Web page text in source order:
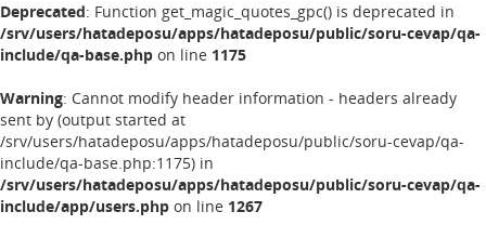
Deprecated: Function get_magic_quotes_gpc() is deprecated in
/srv/users/hatadeposu/apps/hatadeposu/public/soru-cevap/qa-
include/qa-base.php on line 1175
Warning: Cannot modify header information - headers already
sent by (output started at
/srv/users/hatadeposu/apps/hatadeposu/public/soru-cevap/qa-
include/qa-base.php:1175) in
/srv/users/hatadeposu/apps/hatadeposu/public/soru-cevap/qa-
include/app/users.php on line 1267